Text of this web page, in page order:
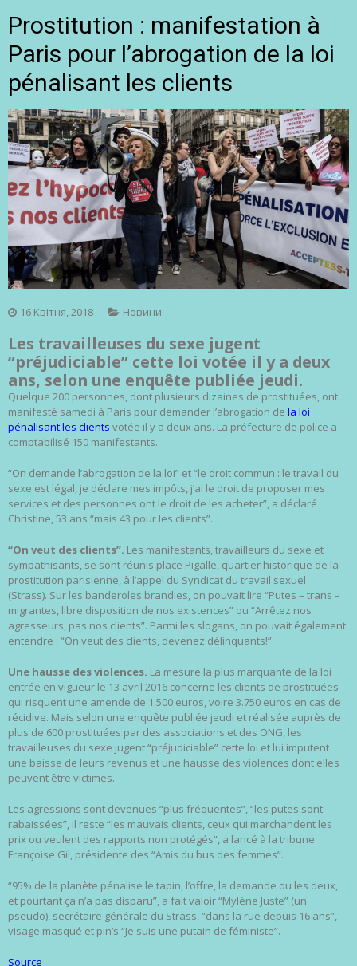
Prostitution : manifestation à
Paris pour l’abrogation de la loi
pénalisant les clients
16 Квітня, 2018 Новини
Les travailleuses du sexe jugent
“préjudiciable” cette loi votée il y a deux
ans, selon une enquête publiée jeudi.
Quelque 200 personnes, dont plusieurs dizaines de prostituées, ont
manifesté samedi à Paris pour demander l’abrogation de la loi
pénalisant les clients votée il y a deux ans. La préfecture de police a
comptabilisé 150 manifestants.
“On demande l’abrogation de la loi” et “le droit commun : le travail du
sexe est légal, je déclare mes impôts, j’ai le droit de proposer mes
services et des personnes ont le droit de les acheter”, a déclaré
Christine, 53 ans “mais 43 pour les clients”.
“On veut des clients”. Les manifestants, travailleurs du sexe et
sympathisants, se sont réunis place Pigalle, quartier historique de la
prostitution parisienne, à l’appel du Syndicat du travail sexuel
(Strass). Sur les banderoles brandies, on pouvait lire “Putes – trans –
migrantes, libre disposition de nos existences” ou “Arrêtez nos
agresseurs, pas nos clients”. Parmi les slogans, on pouvait également
entendre : “On veut des clients, devenez délinquants!”.
Une hausse des violences. La mesure la plus marquante de la loi
entrée en vigueur le 13 avril 2016 concerne les clients de prostituées
qui risquent une amende de 1.500 euros, voire 3.750 euros en cas de
récidive. Mais selon une enquête publiée jeudi et réalisée auprès de
plus de 600 prostituées par des associations et des ONG, les
travailleuses du sexe jugent “préjudiciable” cette loi et lui imputent
une baisse de leurs revenus et une hausse des violences dont elles
peuvent être victimes.
Les agressions sont devenues “plus fréquentes”, “les putes sont
rabaissées”, il reste “les mauvais clients, ceux qui marchandent les
prix ou veulent des rapports non protégés”, a lancé à la tribune
Françoise Gil, présidente des “Amis du bus des femmes”.
“95% de la planète pénalise le tapin, l’offre, la demande ou les deux,
et pourtant ça n’a pas disparu”, a fait valoir “Mylène Juste” (un
pseudo), secrétaire générale du Strass, “dans la rue depuis 16 ans”,
visage masqué et pin’s “Je suis une putain de féministe”.
Source